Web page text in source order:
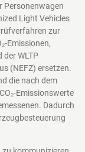
Personenwagen
Light Vehicles
zur
Emissionen,
WLTP
(NEFZ) ersetzen.
die nach dem
Emissionswerte
Dadurch